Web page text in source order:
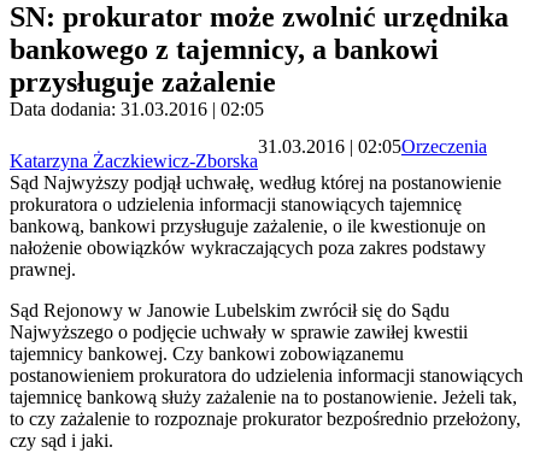
SN: prokurator może zwolnić urzędnika
bankowego z tajemnicy, a bankowi
przysługuje zażalenie
Data dodania: 31.03.2016 | 02:05
Katarzyna Żaczkiewicz-Zborska
31.03.2016 | 02:05Orzeczenia
Sąd Najwyższy podjął uchwałę, według której na postanowienie
prokuratora o udzielenia informacji stanowiących tajemnicę
bankową, bankowi przysługuje zażalenie, o ile kwestionuje on
nałożenie obowiązków wykraczających poza zakres podstawy
prawnej.
Sąd Rejonowy w Janowie Lubelskim zwrócił się do Sądu
Najwyższego o podjęcie uchwały w sprawie zawiłej kwestii
tajemnicy bankowej. Czy bankowi zobowiązanemu
postanowieniem prokuratora do udzielenia informacji stanowiących
tajemnicę bankową służy zażalenie na to postanowienie. Jeżeli tak,
to czy zażalenie to rozpoznaje prokurator bezpośrednio przełożony,
czy sąd i jaki.